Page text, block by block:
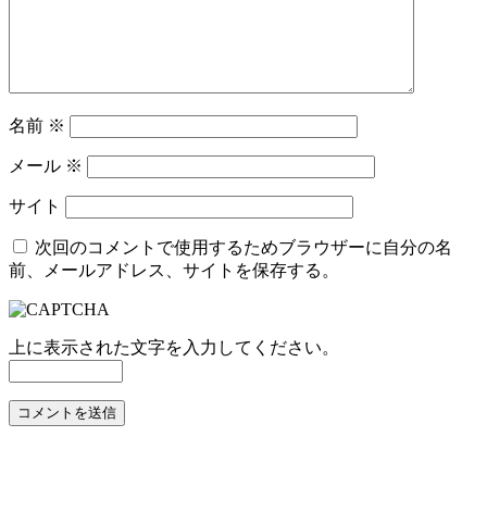
名前 ※
メール ※
サイト
次回のコメントで使用するためブラウザーに自分の名
前、メールアドレス、サイトを保存する。
上に表示された文字を入力してください。